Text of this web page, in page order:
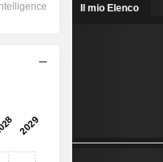
Il mio Elenco